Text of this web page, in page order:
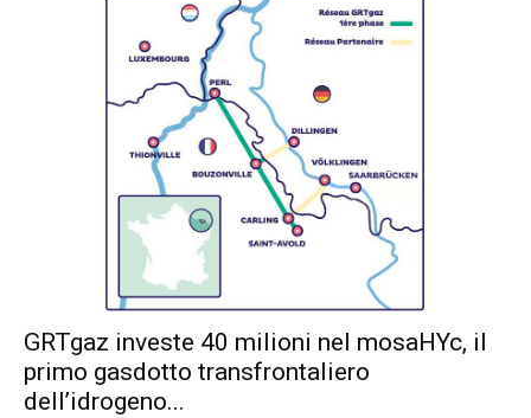
GRTgaz investe 40 milioni nel mosaHYc, il
primo gasdotto transfrontaliero
dell’idrogeno...